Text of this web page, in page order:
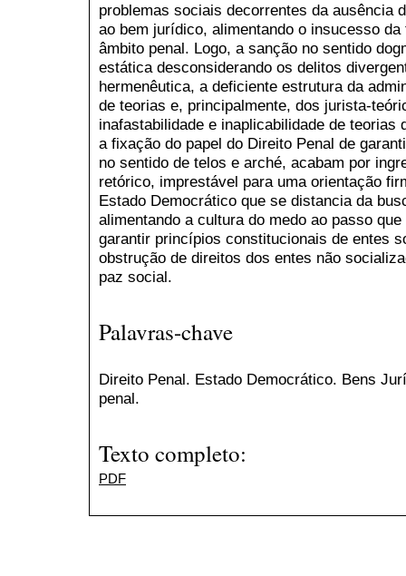
problemas sociais decorrentes da ausência
ao bem jurídico, alimentando o insucesso
âmbito penal. Logo, a sanção no sentido
estática desconsiderando os delitos
hermenêutica, a deficiente estrutura da
de teorias e, principalmente, dos jurista-
inafastabilidade e inaplicabilidade de teorias
a fixação do papel do Direito Penal de
no sentido de telos e arché, acabam por
retórico, imprestável para uma orientação
Estado Democrático que se distancia da
alimentando a cultura do medo ao passo
garantir princípios constitucionais de entes
obstrução de direitos dos entes não
paz social.
Palavras-chave
Direito Penal. Estado Democrático. Bens
penal.
Texto completo:
PDF